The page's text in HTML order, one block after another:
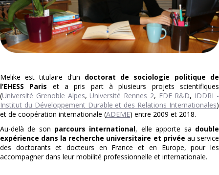
Melike est titulaire d’un doctorat de sociologie politique de
l’EHESS Paris et a pris part à plusieurs projets scientifiques
(Université Grenoble Alpes, Université Rennes 2, EDF R&D, IDDRI -
Institut du Développement Durable et des Relations Internationales)
et de coopération internationale (ADEME) entre 2009 et 2018.
Au-delà de son parcours international, elle apporte sa double
expérience dans la recherche universitaire et privée au service
des doctorants et docteurs en France et en Europe, pour les
accompagner dans leur mobilité professionnelle et internationale.